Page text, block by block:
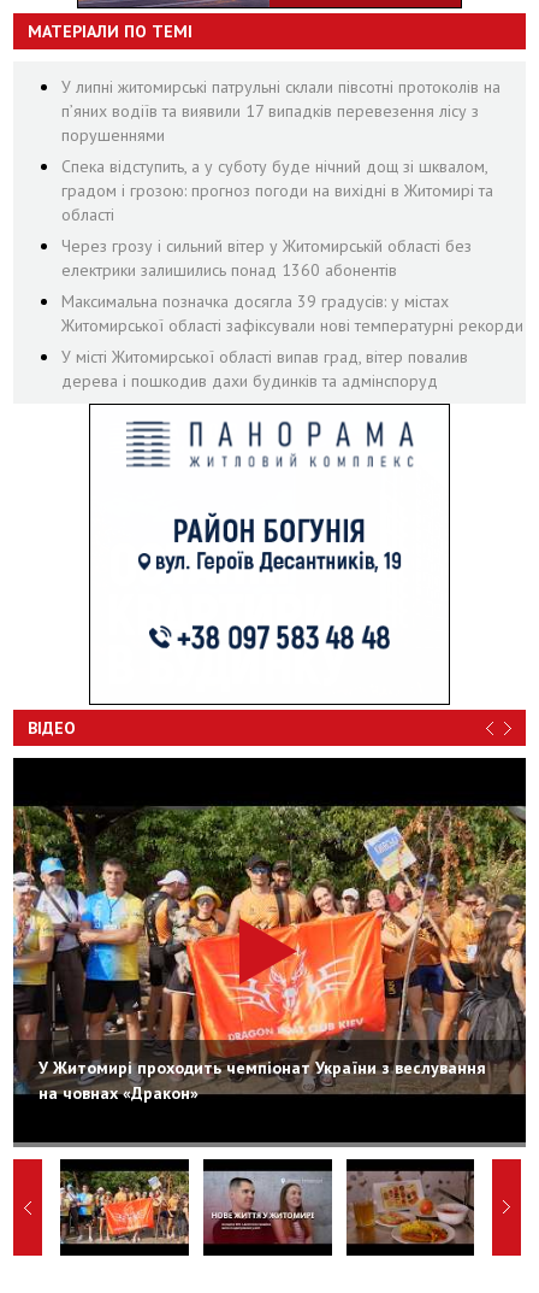
МАТЕРІАЛИ ПО ТЕМІ
У липні житомирські патрульні склали півсотні протоколів на
пʼяних водіїв та виявили 17 випадків перевезення лісу з
порушеннями
Спека відступить, а у суботу буде нічний дощ зі шквалом,
градом і грозою: прогноз погоди на вихідні в Житомирі та
області
Через грозу і сильний вітер у Житомирській області без
електрики залишились понад 1360 абонентів
Максимальна позначка досягла 39 градусів: у містах
Житомирської області зафіксували нові температурні рекорди
У місті Житомирської області випав град, вітер повалив
дерева і пошкодив дахи будинків та адмінспоруд
ВІДЕО
У Житомирі проходить чемпіонат України з веслування
на човнах «Дракон»